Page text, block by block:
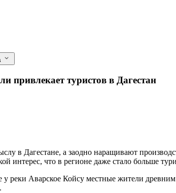
привлекает туристов в Дагестан
в Дагестане, а заодно наращивают
интерес, что в регионе даже стало больше
у реки Аварское Койсу местные жители